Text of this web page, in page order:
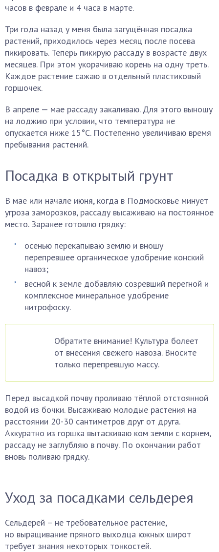
часов в феврале и 4 часа в марте.
Три года назад у меня была загущённая посадка
растений, приходилось через месяц после посева
пикировать. Теперь пикирую рассаду в возрасте двух
месяцев. При этом укорачиваю корень на одну треть.
Каждое растение сажаю в отдельный пластиковый
горшочек.
В апреле — мае рассаду закаливаю. Для этого выношу
на лоджию при условии, что температура не
опускается ниже 15°С. Постепенно увеличиваю время
пребывания растений.
Посадка в открытый грунт
В мае или начале июня, когда в Подмосковье минует
угроза заморозков, рассаду высаживаю на постоянное
место. Заранее готовлю грядку:
осенью перекапываю землю и вношу
перепревшее органическое удобрение конский
навоз;
весной к земле добавляю созревший перегной и
комплексное минеральное удобрение
нитрофоску.
Обратите внимание! Культура болеет
от внесения свежего навоза. Вносите
только перепревшую массу.
Перед высадкой почву проливаю тёплой отстоянной
водой из бочки. Высаживаю молодые растения на
расстоянии 20-30 сантиметров друг от друга.
Аккуратно из горшка вытаскиваю ком земли с корнем,
рассаду не заглубляю в почву. По окончании работ
вновь поливаю грядку.
Уход за посадками сельдерея
Сельдерей – не требовательное растение,
но выращивание пряного выходца южных широт
требует знания некоторых тонкостей.